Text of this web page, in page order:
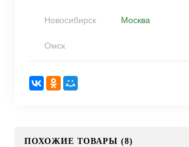
Новосибирск Москва
Омск
ПОХОЖИЕ ТОВАРЫ (8)